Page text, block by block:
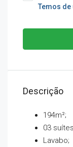
Temos de
Descrição
194m²;
03
Lavabo;